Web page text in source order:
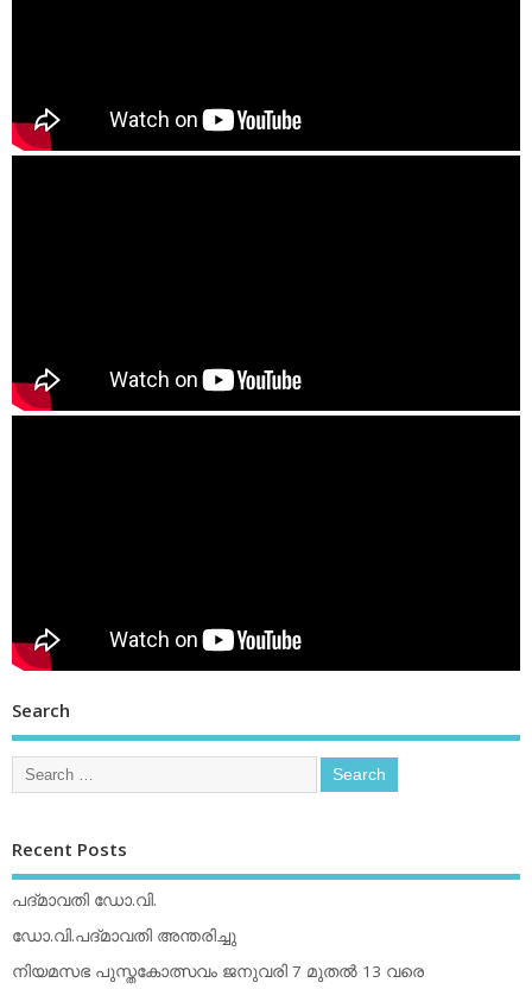
Search
Recent Posts
പദ്മാവതി ഡോ.വി.
ഡോ.വി.പദ്മാവതി അന്തരിച്ചു
നിയമസഭ പുസ്തകോത്സവം ജനുവരി 7 മുതല്‍ 13 വരെ